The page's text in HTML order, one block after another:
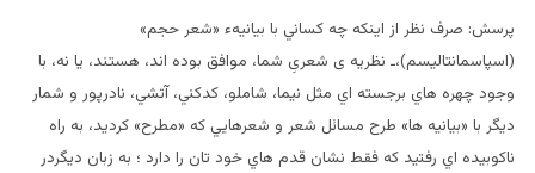
پرسش: صرف نظر از اينکه چه کساني با بيانيهء «شعر حجم»
(اسپاسمانتاليسم)،ـ نظريه ی شعریِ شما، موافق بوده اند، هستند، يا نه، با
وجود چهره هاي برجسته اي مثل نيما، شاملو، کدکني، آتشي، نادرپور و شمار
ديگر با «بيانيه ها» طرح مسائل شعر و شعرهايي که «مطرح» کرديد، به راه
ناکوبيده اي رفتيد که فقط نشان قدم هاي خود تان را دارد ؛ به زبان ديگردر